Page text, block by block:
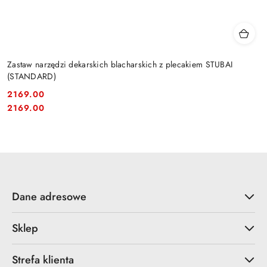
Zastaw narzędzi dekarskich blacharskich z plecakiem STUBAI
(STANDARD)
Cena:
2169.00
Cena:
2169.00
Dane adresowe
Sklep
Strefa klienta